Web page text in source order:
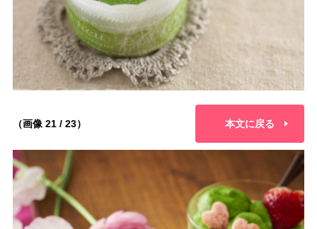
（画像 21 / 23） 本文に戻る